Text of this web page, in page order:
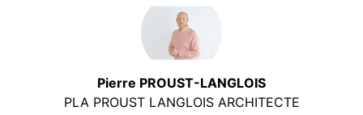
Pierre PROUST-LANGLOIS
PLA PROUST LANGLOIS ARCHITECTE